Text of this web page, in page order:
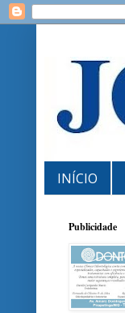
INÍCIO
Publicidade